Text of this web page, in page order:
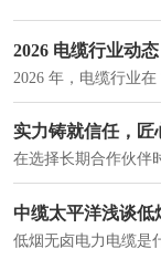
2026 电缆行业动
中缆太平洋浅谈